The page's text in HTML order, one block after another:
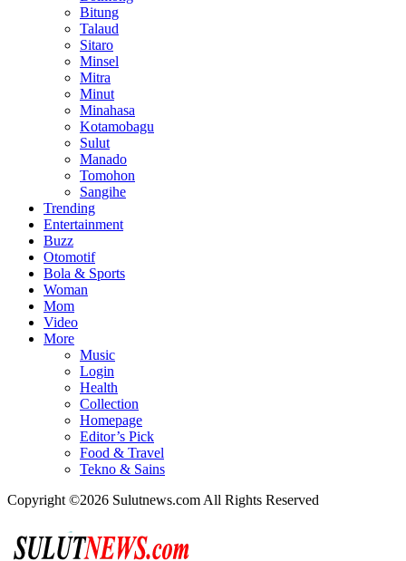
Bitung
Talaud
Sitaro
Minsel
Mitra
Minut
Minahasa
Kotamobagu
Sulut
Manado
Tomohon
Sangihe
Trending
Entertainment
Buzz
Otomotif
Bola & Sports
Woman
Mom
Video
More
Music
Login
Health
Collection
Homepage
Editor’s Pick
Food & Travel
Tekno & Sains
Copyright ©2026 Sulutnews.com All Rights Reserved